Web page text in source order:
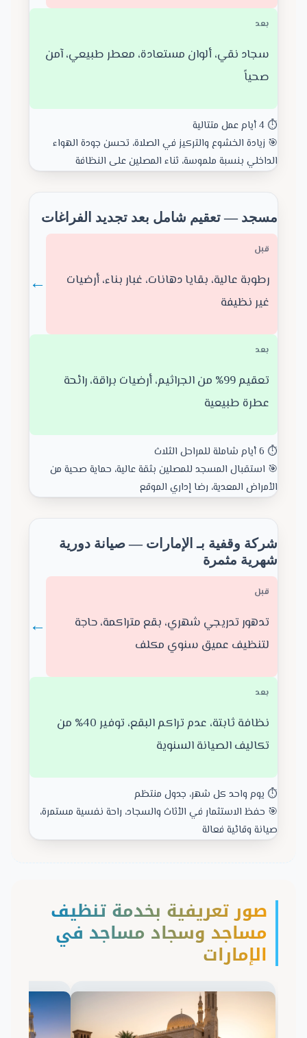
بعد
سجاد نقي، ألوان مستعادة، معطر طبيعي، آمن
صحياً
⏱️ 4 أيام عمل متتالية
🎯 زيادة الخشوع والتركيز في الصلاة، تحسن جودة الهواء
الداخلي بنسبة ملموسة، ثناء المصلين على النظافة
مسجد — تعقيم شامل بعد تجديد الفراغات
قبل
رطوبة عالية، بقايا دهانات، غبار بناء، أرضيات
غير نظيفة
←
بعد
تعقيم 99% من الجراثيم، أرضيات براقة، رائحة
عطرة طبيعية
⏱️ 6 أيام شاملة للمراحل الثلاث
🎯 استقبال المسجد للمصلين بثقة عالية، حماية صحية من
الأمراض المعدية، رضا إداري الموقع
شركة وقفية بـ الإمارات — صيانة دورية
شهرية مثمرة
قبل
تدهور تدريجي شهري، بقع متراكمة، حاجة
لتنظيف عميق سنوي مكلف
←
بعد
نظافة ثابتة، عدم تراكم البقع، توفير 40% من
تكاليف الصيانة السنوية
⏱️ يوم واحد كل شهر، جدول منتظم
🎯 حفظ الاستثمار في الأثاث والسجاد، راحة نفسية مستمرة،
صيانة وقائية فعالة
صور تعريفية بخدمة تنظيف
مساجد وسجاد مساجد في
الإمارات